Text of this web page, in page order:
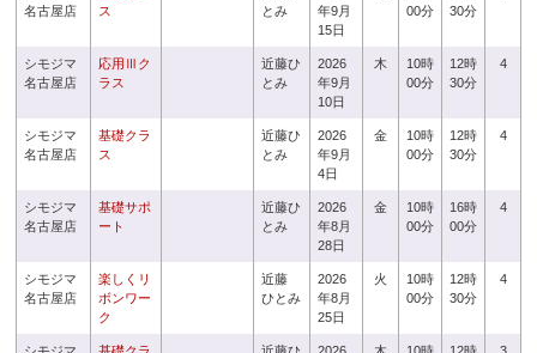
名古屋店
ス
とみ
年9月
15日
00分
30分
シモジマ
名古屋店
応用Ⅲク
ラス
近藤ひ
とみ
2026
年9月
10日
木
10時
00分
12時
30分
4
シモジマ
名古屋店
基礎クラ
ス
近藤ひ
とみ
2026
年9月
4日
金
10時
00分
12時
30分
4
シモジマ
名古屋店
基礎サポ
ート
近藤ひ
とみ
2026
年8月
28日
金
10時
00分
16時
00分
4
シモジマ
名古屋店
楽しくリ
ボンワー
ク
近藤
ひとみ
2026
年8月
25日
火
10時
00分
12時
30分
4